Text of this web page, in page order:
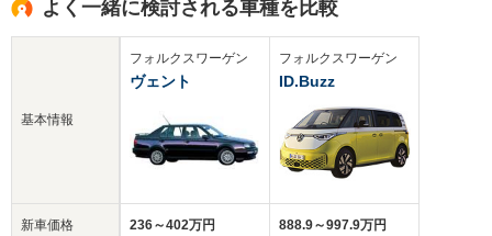
よく一緒に検討される車種を比較
基本情報
新車価格
フォルクスワーゲン
ヴェント
236～402万円
フォルクスワーゲン
ID.Buzz
888.9～997.9万円